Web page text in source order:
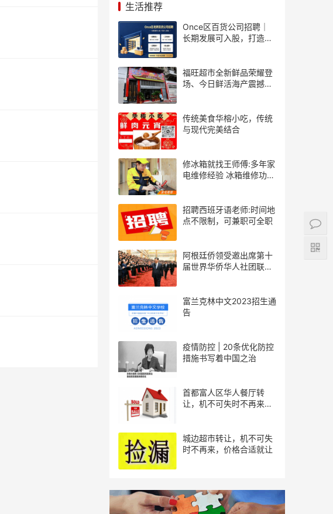
生活推荐
Once区百货公司招聘｜
长期发展可入股，打造个
福旺超市全新鲜品荣耀登
场、今日鲜活海产震撼来
传统美食华榕小吃，传统
与现代完美结合
修冰箱就找王师傅:多年家
电维修经验 冰箱维修功底
招聘西班牙语老师:时间地
点不限制，可兼职可全职
阿根廷侨领受邀出席第十
届世界华侨华人社团联谊
富兰克林中文2023招生通
告
疫情防控 | 20条优化防控
措施书写着中国之治
首都富人区华人餐厅转
让，机不可失时不再来，
城边超市转让，机不可失
时不再来，价格合适就让